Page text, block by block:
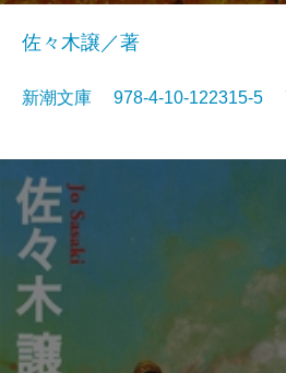
佐々木譲／著
新潮文庫 978-4-10-122315-5